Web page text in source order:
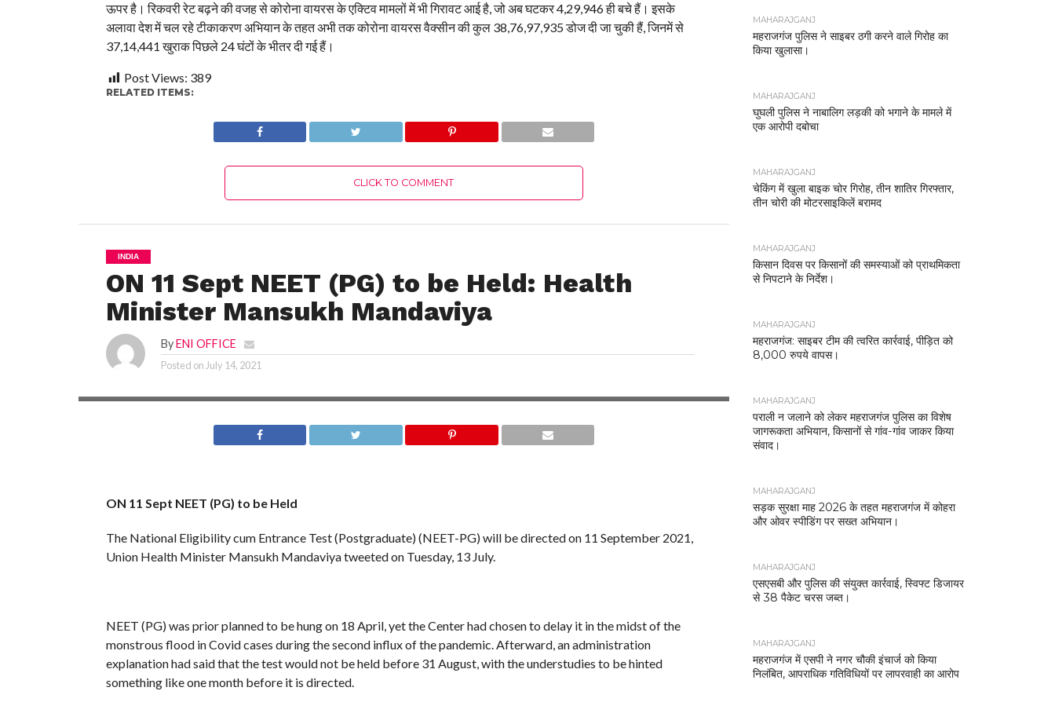
ऊपर है। रिकवरी रेट बढ़ने की वजह से कोरोना वायरस के एक्टिव मामलों में भी गिरावट आई है, जो अब घटकर 4,29,946 ही बचे हैं। इसके
अलावा देश में चल रहे टीकाकरण अभियान के तहत अभी तक कोरोना वायरस वैक्सीन की कुल 38,76,97,935 डोज दी जा चुकी हैं, जिनमें से
37,14,441 खुराक पिछले 24 घंटों के भीतर दी गई हैं।
Post Views: 389
RELATED ITEMS:
CLICK TO COMMENT
INDIA
ON 11 Sept NEET (PG) to be Held: Health
Minister Mansukh Mandaviya
ByENI OFFICE
Posted on July 14, 2021
ON 11 Sept NEET (PG) to be Held
The National Eligibility cum Entrance Test (Postgraduate) (NEET-PG) will be directed on 11 September 2021,
Union Health Minister Mansukh Mandaviya tweeted on Tuesday, 13 July.
NEET (PG) was prior planned to be hung on 18 April, yet the Center had chosen to delay it in the midst of the
monstrous flood in Covid cases during the second influx of the pandemic. Afterward, an administration
explanation had said that the test would not be held before 31 August, with the understudies to be hinted
something like one month before it is directed.
MAHARAJGANJ
महराजगंज पुलिस ने साइबर ठगी करने वाले गिरोह का
किया खुलासा।
MAHARAJGANJ
घुघली पुलिस ने नाबालिग लड़की को भगाने के मामले में
एक आरोपी दबोचा
MAHARAJGANJ
चेकिंग में खुला बाइक चोर गिरोह, तीन शातिर गिरफ्तार,
तीन चोरी की मोटरसाइकिलें बरामद
MAHARAJGANJ
किसान दिवस पर किसानों की समस्याओं को प्राथमिकता
से निपटाने के निर्देश।
MAHARAJGANJ
महराजगंज: साइबर टीम की त्वरित कार्रवाई, पीड़ित को
8,000 रुपये वापस।
MAHARAJGANJ
पराली न जलाने को लेकर महराजगंज पुलिस का विशेष
जागरूकता अभियान, किसानों से गांव-गांव जाकर किया
संवाद।
MAHARAJGANJ
सड़क सुरक्षा माह 2026 के तहत महराजगंज में कोहरा
और ओवर स्पीडिंग पर सख्त अभियान।
MAHARAJGANJ
एसएसबी और पुलिस की संयुक्त कार्रवाई, स्विफ्ट डिजायर
से 38 पैकेट चरस जब्त।
MAHARAJGANJ
महराजगंज में एसपी ने नगर चौकी इंचार्ज को किया
निलंबित, आपराधिक गतिविधियों पर लापरवाही का आरोप